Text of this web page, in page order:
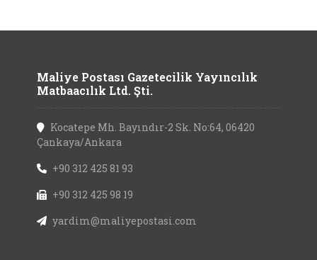
Maliye Postası Gazetecilik Yayıncılık
Matbaacılık Ltd. Şti.
Kocatepe Mh. Bayındır-2 Sk. No:64, 06420
Çankaya/Ankara
+90 312 425 81 93
+90 312 425 98 19
yardim@maliyepostasi.com